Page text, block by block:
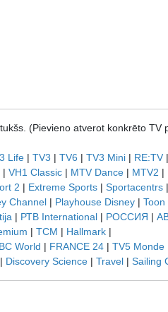
(Pievieno atverot konkrēto TV
Life | TV3 | TV6 | TV3 Mini | RE:TV |
| VH1 Classic | MTV Dance | MTV2 |
2 | Extreme Sports | Sportacentrs |
Channel | Playhouse Disney | Toon
| РТB International | РОССИЯ |
| TCM | Hallmark |
World | FRANCE 24 | TV5 Monde
| Discovery Science | Travel | Sailing